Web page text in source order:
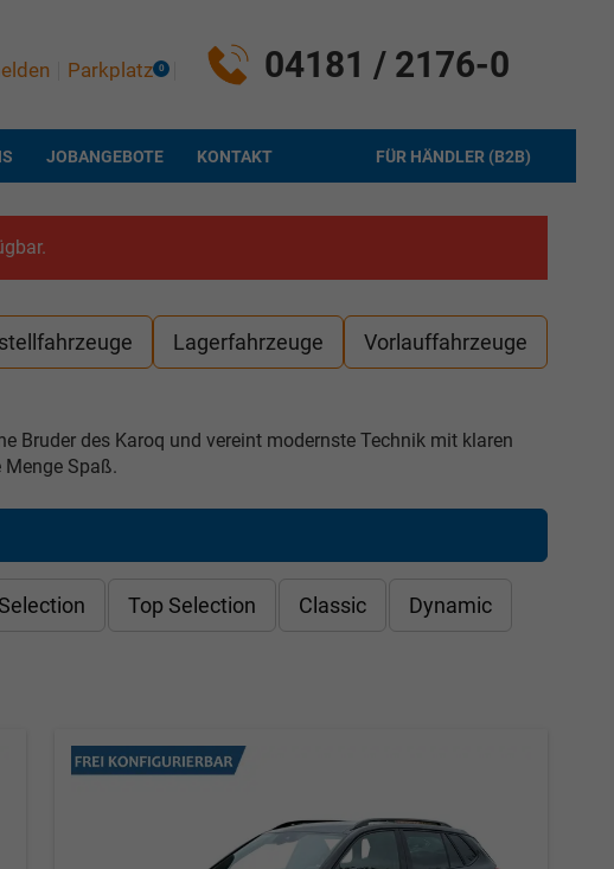
04181 / 2176-0
Parkplatz 0
JOBANGEBOTE FÜR HÄNDLER (B2B)
KONTAKT
Lagerfahrzeuge Vorlauffahrzeuge
Bruder des Karoq und vereint modernste Technik mit klaren
Menge Spaß.
Selection Top Selection Classic Dynamic